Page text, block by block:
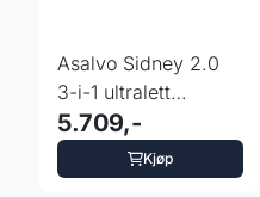
Asalvo Sidney 2.0
3-i-1 ultralett
kombivogn – ...
5.709,-
Kjøp